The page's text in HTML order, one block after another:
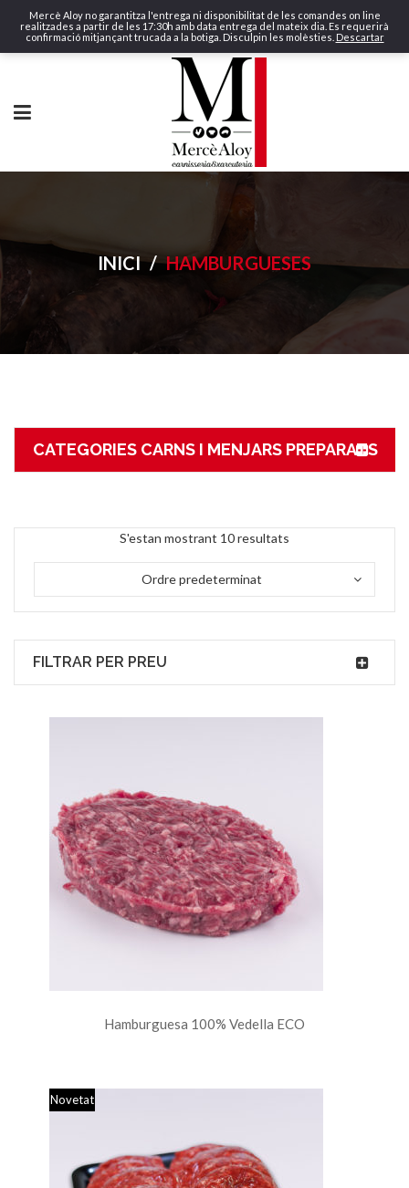
Mercè Aloy no garantitza l'entrega ni disponibilitat de les comandes on line
realitzades a partir de les 17:30h amb data entrega del mateix dia. Es requerirà
confirmació mitjançant trucada a la botiga. Disculpin les molèsties. Descartar
INICI / HAMBURGUESES
CATEGORIES CARNS I MENJARS PREPARATS
S'estan mostrant 10 resultats
Ordre predeterminat
FILTRAR PER PREU
Hamburguesa 100% Vedella ECO
Novetat